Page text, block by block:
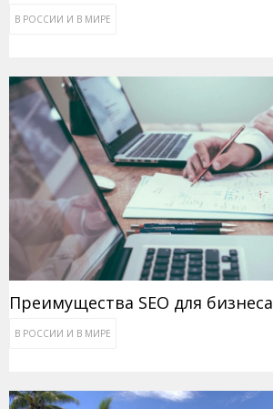
В РОССИИ И В МИРЕ
Преимущества SEO для бизнеса
В РОССИИ И В МИРЕ